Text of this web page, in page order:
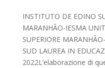
INSTITUTO DE EDINO
MARANHÃO-IESMA
SUPERIORE
SUD LAUREA IN
2022L’elaborazione di